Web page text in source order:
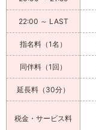
22:00 ～ LAST
指名料（1名）
同伴料（1回）
延長料（30分）
税金・サービス料